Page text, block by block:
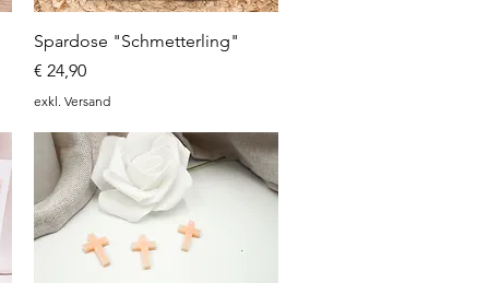
Schnellansicht
Spardose "Schmetterling"
Preis
€ 24,90
exkl. Versand